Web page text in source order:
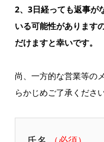
2、3日経っても返事が
いる可能性があります
だけますと幸いです。
尚、一方的な営業等の
らかじめご了承ください